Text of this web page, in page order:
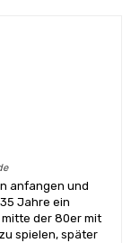
anfangen und
Jahre ein
der 80er mit
spielen, später